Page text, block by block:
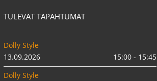
TULEVAT TAPAHTUMAT
Dolly Style
13.09.2026
15:00 - 15:45
Dolly Style